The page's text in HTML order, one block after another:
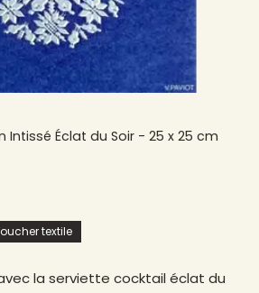
Intissé Éclat du Soir - 25 x 25 cm
textile
la serviette cocktail éclat du